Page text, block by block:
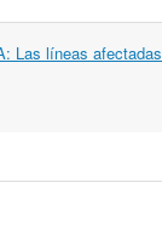
Las líneas afectadas